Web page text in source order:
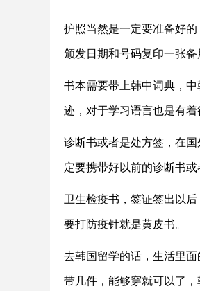
护照当然是一定要准备好
颁发日期和号码复印一张
书本需要带上韩中词典，
迹，对于学习语言也是有着
诊断书或者是处方签，在
定要携带好以前的诊断书
卫生检疫书，签证签出以
要打防疫针就是黄皮书。
去韩国留学的话，生活里
带几件，能够穿就可以了